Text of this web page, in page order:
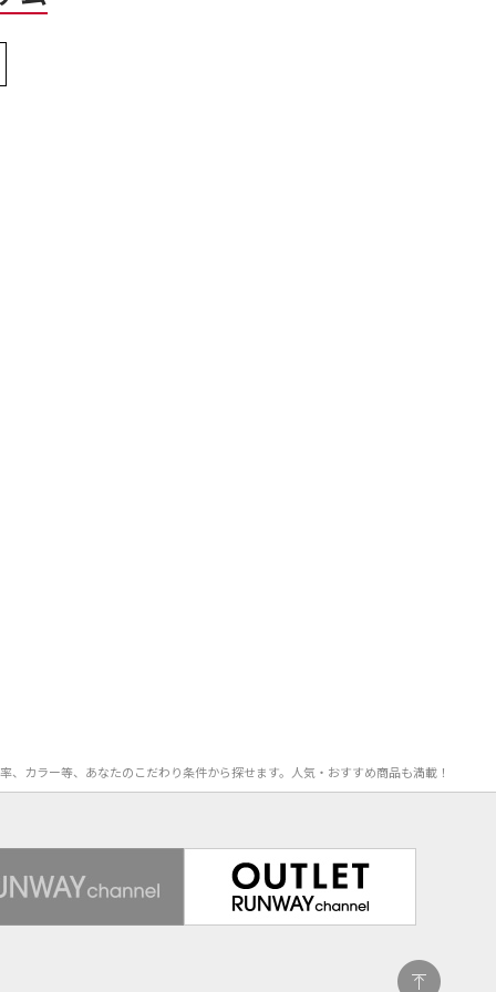
カラー等、あなたのこだわり条件から探せます。人気・おすすめ商品も満載！